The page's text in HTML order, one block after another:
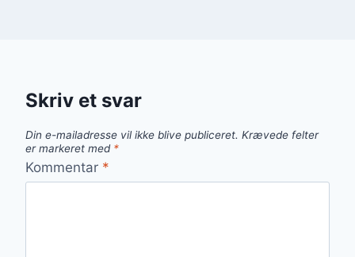
Skriv et svar
Din e-mailadresse vil ikke blive publiceret. Krævede felter
er markeret med *
Kommentar *